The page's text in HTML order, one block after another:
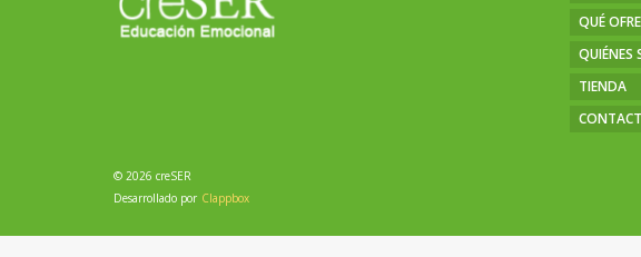
QUÉ
QUIÉNES
TIENDA
© 2026 creSER
Desarrollado por Clappbox